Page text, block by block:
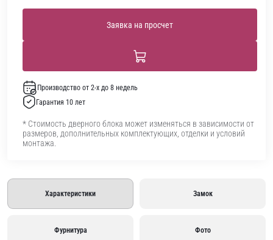
Заявка на просчет
Производство от 2-х до 8 недель
Гарантия 10 лет
* Стоимость дверного блока может изменяться в зависимости от
размеров, дополнительных комплектующих, отделки и условий
монтажа.
Характеристики Замок
Фурнитура Фото